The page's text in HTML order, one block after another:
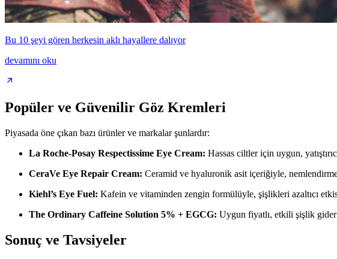
Bu 10 şeyi gören herkesin aklı hayallere dalıyor
devamını oku
Popüler ve Güvenilir Göz Kremleri
Piyasada öne çıkan bazı ürünler ve markalar şunlardır:
La Roche-Posay Respectissime Eye Cream: Hassas ciltler için uygun,
CeraVe Eye Repair Cream: Ceramid ve hyaluronik asit içeriğiyle,
Kiehl’s Eye Fuel: Kafein ve vitaminden zengin formülüyle, şişlikleri azaltıcı
The Ordinary Caffeine Solution 5% + EGCG: Uygun fiyatlı, etkili şişlik
Sonuç ve Tavsiyeler